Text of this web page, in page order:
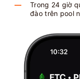
Trong 24 giờ
đào trên pool